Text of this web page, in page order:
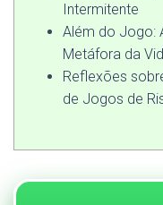
Intermitente
Além do Jogo:
Metáfora da
Reflexões
de Jogos de